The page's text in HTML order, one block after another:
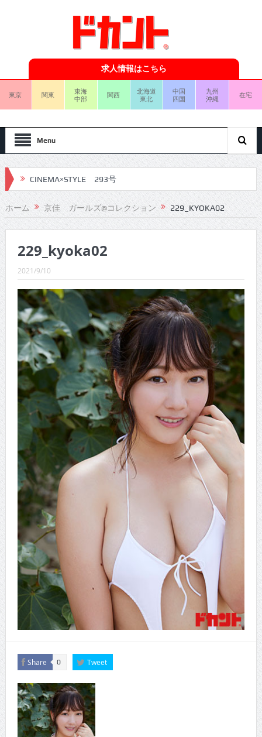
求人情報はこちら
東京 関東
東海
中部
関西
北海道
東北
中国
四国
九州
沖縄
在宅
Menu
CINEMA×STYLE 293号
CINEMA×STYLE 292号
CINEMA×STYLE 291号
CINEMA×STYLE 290号
CINEMA×STYLE 289号
CINEMA×STYLE 288号
CINEMA×STYLE 287号
CINEMA×STYLE 286号
CINEMA×STYLE 285号
CINEMA×STYLE 294号
ホーム 京佳 ガールズ@コレクション 229_KYOKA02
229_kyoka02
2021/9/10
Share 0 Tweet